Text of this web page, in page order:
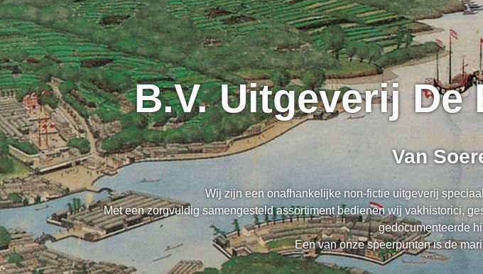
B.V. Uitgeverij De
Van
Wij zijn een onafhankelijke non-fictie uitgeverij
Met een zorgvuldig samengesteld assortiment bedienen wij vakhistorici,
gedocumenteerde
Een van onze speerpunten is de